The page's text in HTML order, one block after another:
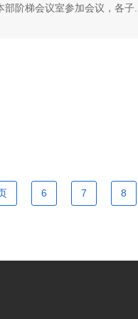
阶梯会议室参加会议，各子...
6 7 8